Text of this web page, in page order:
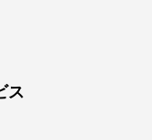
ス